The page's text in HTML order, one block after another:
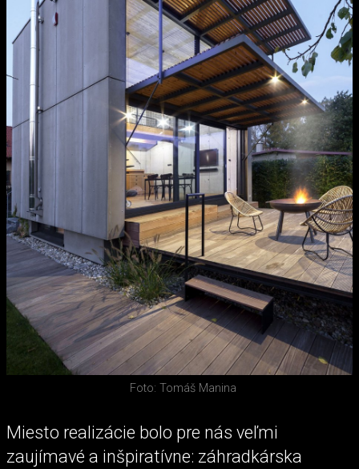
Foto: Tomáš Manina
Miesto realizácie bolo pre nás veľmi
zaujímavé a inšpiratívne: záhradkárska